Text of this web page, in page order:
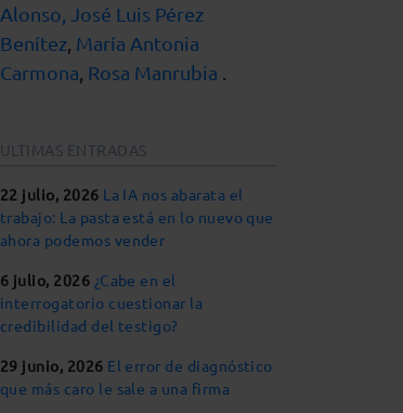
Alonso,
José Luis Pérez
Benítez María Antonia
Carmona Rosa Manrubia
ULTIMAS ENTRADAS
22 julio, 2026 La IA nos abarata el
trabajo: La pasta está en lo nuevo que
ahora podemos vender
6 julio, 2026 ¿Cabe en el
interrogatorio cuestionar la
credibilidad del testigo?
29 junio, 2026 El error de diagnóstico
que más caro le sale a una firma